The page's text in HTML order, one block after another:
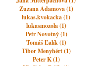
Zuzana Adamova (1)
lukas.kvokacka (1)
lukasmozola (1)
Petr Novotný (1)
Tomáš Ľalík (1)
Tibor Menyhért (1)
Peter K (1)